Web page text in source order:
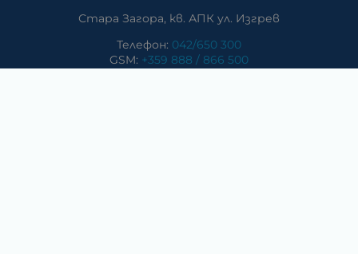
Стара Загора, кв. АПК ул. Изгрев
Телефон: 042/650 300
GSM: +359 888 / 866 500